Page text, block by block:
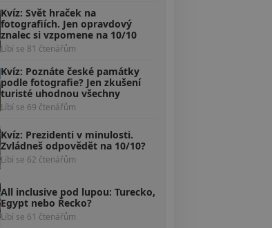
Kvíz: Svět hraček na
fotografiích. Jen opravdový
znalec si vzpomene na 10/10
Líbí se 81 čtenářům
Kvíz: Poznáte české památky
podle fotografie? Jen zkušení
turisté uhodnou všechny
Líbí se 69 čtenářům
Kvíz: Prezidenti v minulosti.
Zvládneš odpovědět na 10/10?
Líbí se 62 čtenářům
All inclusive pod lupou: Turecko,
Egypt nebo Řecko?
Líbí se 61 čtenářům